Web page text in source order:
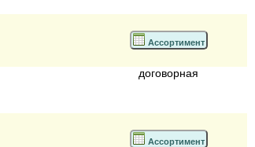
Ассортимент
договорная
Ассортимент